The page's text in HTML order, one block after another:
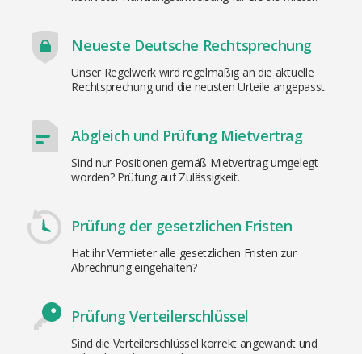
Neueste Deutsche Rechtsprechung
Unser Regelwerk wird regelmäßig an die aktuelle
Rechtsprechung und die neusten Urteile angepasst.
Abgleich und Prüfung Mietvertrag
Sind nur Positionen gemäß Mietvertrag umgelegt
worden? Prüfung auf Zulässigkeit.
Prüfung der gesetzlichen Fristen
Hat ihr Vermieter alle gesetzlichen Fristen zur
Abrechnung eingehalten?
Prüfung Verteilerschlüssel
Sind die Verteilerschlüssel korrekt angewandt und